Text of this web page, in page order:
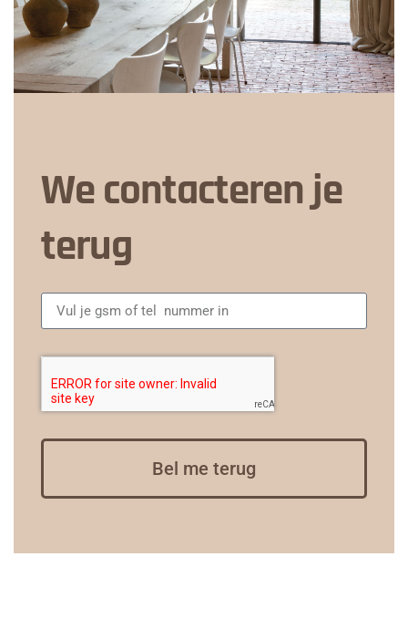
We contacteren je
terug
Bel me terug